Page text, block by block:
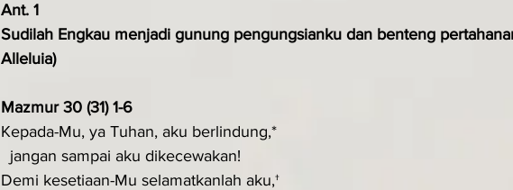
Ant. 1
Sudilah Engkau menjadi gunung pengungsianku dan benteng
Alleluia)
Mazmur 30 (31) 1-6
Kepada-Mu, ya Tuhan, aku berlindung,*
  jangan sampai aku dikecewakan!
Demi kesetiaan-Mu selamatkanlah aku,†